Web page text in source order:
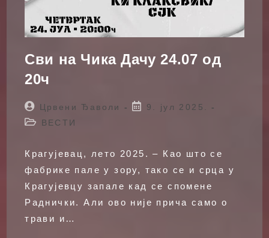
Сви на Чика Дачу 24.07 од
20ч
Post
author:
Црвени Ђаволи
Post9. јул 2025.
PostВЕСТИ
Крагујевац, лето 2025. – Као што се
фабрике пале у зору, тако се и срца у
Крагујевцу запале кад се спомене
Раднички. Али ово није прича само о
трави и…